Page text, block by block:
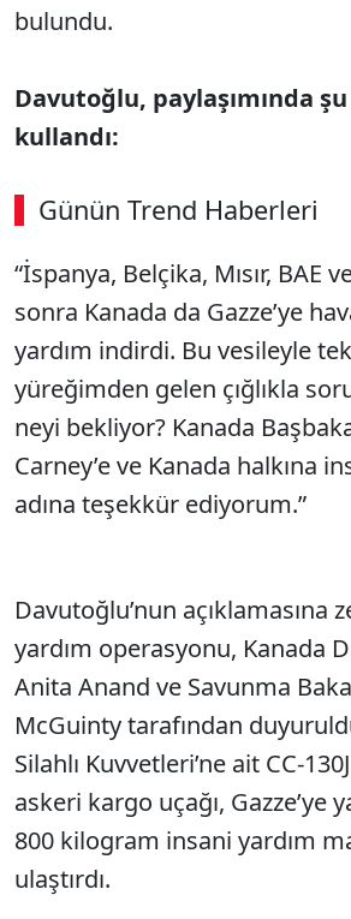
bulundu.
Davutoğlu, paylaşımında
kullandı:
Günün Trend Haberleri
00:02 / 08:06
“İspanya, Belçika, Mısır, BAE
sonra Kanada da Gazze’ye
yardım indirdi. Bu vesileyle
yüreğimden gelen çığlıkla
neyi bekliyor? Kanada
Carney’e ve Kanada halkına
adına teşekkür ediyorum.”
Davutoğlu’nun açıklamasına
yardım operasyonu, Kanada
Anita Anand ve Savunma
McGuinty tarafından
Silahlı Kuvvetleri’ne ait CC-
askeri kargo uçağı, Gazze’ye
800 kilogram insani yardım
ulaştırdı.